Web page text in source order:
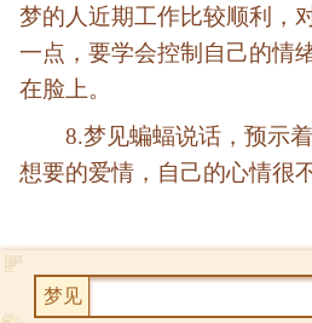
梦的人近期工作比较顺利，
一点，要学会控制自己的情
在脸上。
8.梦见蝙蝠说话，预示
想要的爱情，自己的心情很
梦见